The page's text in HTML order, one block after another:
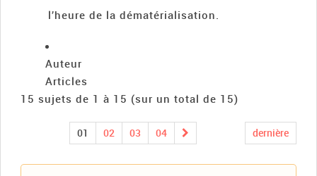
l’heure de la dématérialisation.
Auteur
Articles
15 sujets de 1 à 15 (sur un total de 15)
01 02 03 04 dernière